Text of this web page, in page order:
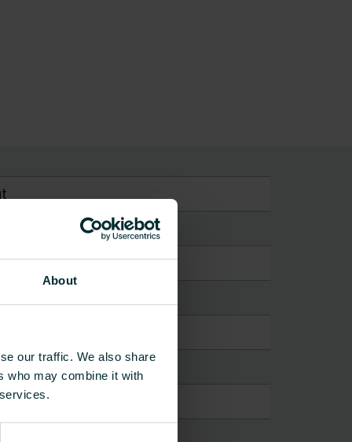
About
our traffic. We also share
who may combine it with